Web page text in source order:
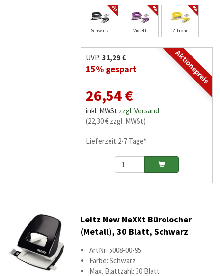
Schwarz Violett Zitrone
Aktionspreis
UVP:31,29 €
15% gespart
26,54 €
inkl. MWSt zzgl. Versand
(22,30 € zzgl. MWSt)
Lieferzeit 2-7 Tage*
Leitz New NeXXt Bürolocher
(Metall), 30 Blatt, Schwarz
ArtNr: 5008-00-95
Farbe: Schwarz
Max. Blattzahl: 30 Blatt